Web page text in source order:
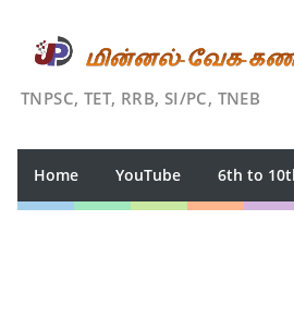
TNPSC, TET, RRB, SI/PC, TNEB
Home YouTube 6th to